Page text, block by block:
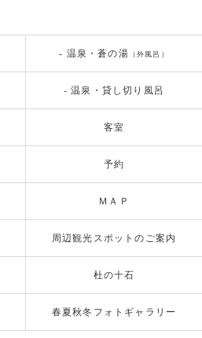
- 温泉・蒼の湯 （外風呂）
- 温泉・貸し切り風呂
客室
予約
ＭＡＰ
周辺観光スポットのご案内
杜の十石
春夏秋冬フォトギャラリー